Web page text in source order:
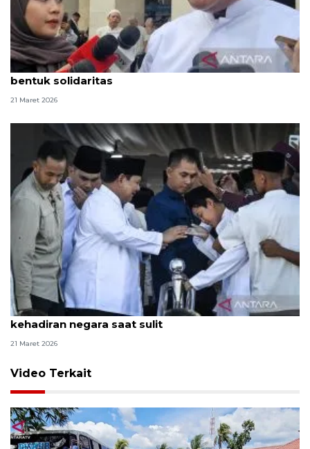
MPR: Presiden Prabowo salat Id di Aceh sebagai
bentuk solidaritas
21 Maret 2026
Ketua DPD: Presiden shalat Id di Aceh beri
kehadiran negara saat sulit
21 Maret 2026
Video Terkait